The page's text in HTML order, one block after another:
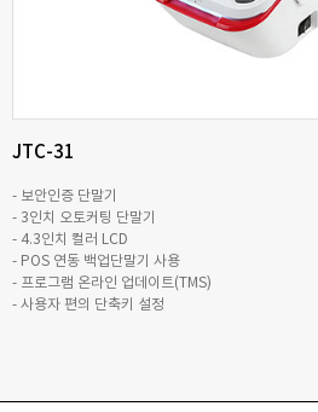
JTC-31
- 보안인증 단말기
- 3인치 오토커팅 단말기
- 4.3인치 컬러 LCD
- POS 연동 백업단말기 사용
- 프로그램 온라인 업데이트(TMS)
- 사용자 편의 단축키 설정